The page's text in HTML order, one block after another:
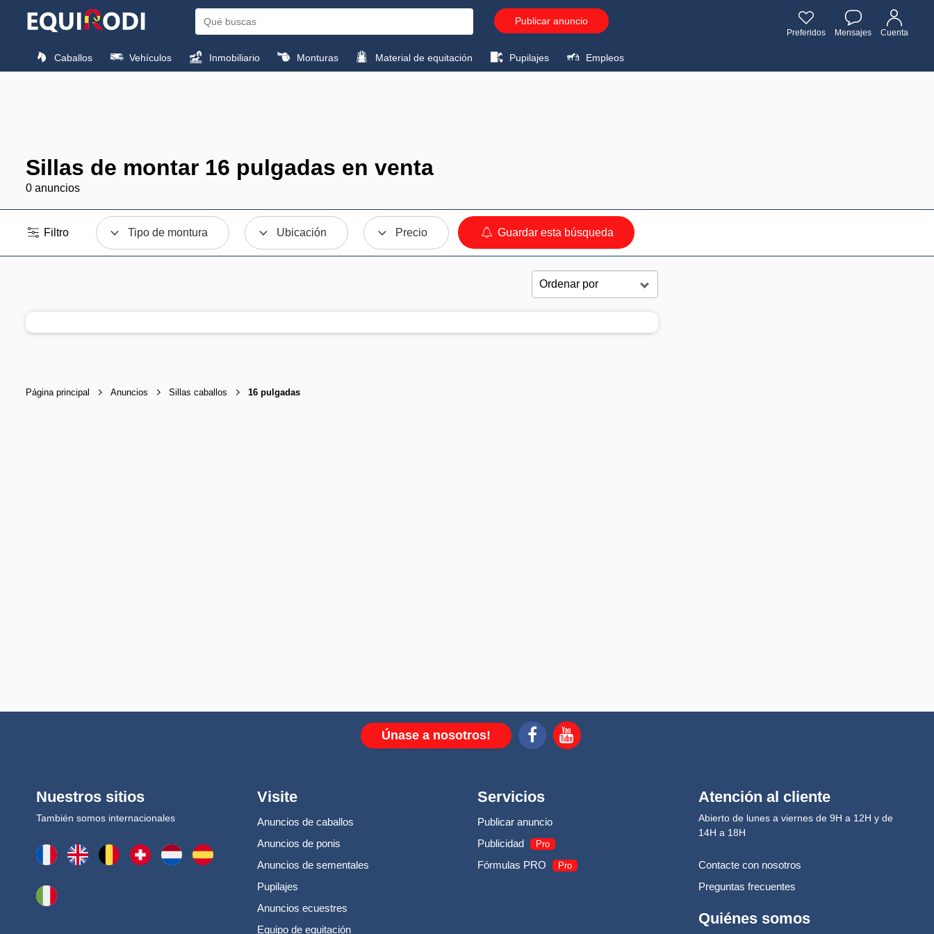
Publicar anuncio
Preferidos Mensajes Cuenta
Caballos Vehículos Inmobiliario Monturas Material de equitación Pupilajes Empleos
Sillas de montar 16 pulgadas en venta
0 anuncios
Filtro Tipo de montura Ubicación Precio Guardar esta búsqueda
Página principal Anuncios Sillas caballos 16 pulgadas
Únase a nosotros!
Nuestros sitios
También somos internacionales
Visite
Anuncios de caballos
Anuncios de ponis
Anuncios de sementales
Pupilajes
Anuncios ecuestres
Equipo de equitación
Servicios
Publicar anuncio
Publicidad
Pro
Fórmulas PRO Pro
Atención al cliente
Abierto de lunes a viernes de 9H a 12H y de
14H a 18H
Contacte con nosotros
Preguntas frecuentes
Quiénes somos